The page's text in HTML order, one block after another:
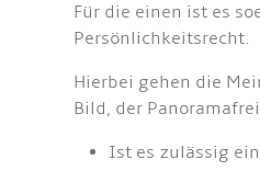
Für die einen ist es
Persönlichkeitsrecht.
Hierbei gehen die
Bild, der
Ist es zulässig